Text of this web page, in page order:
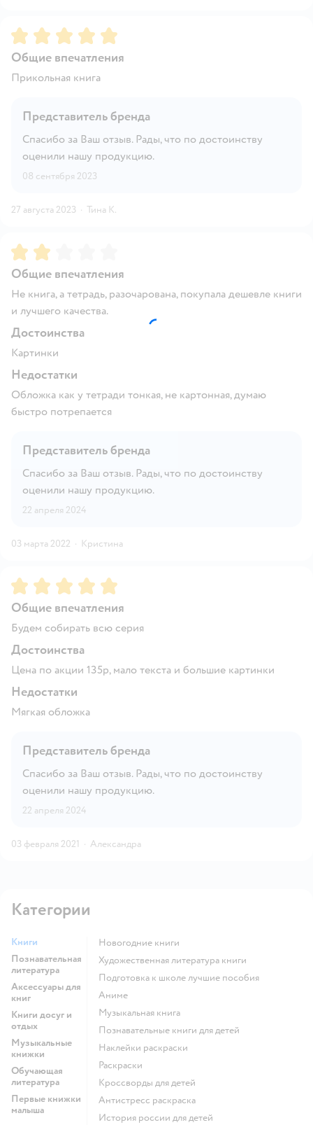
Рейтинг:5
Общие впечатления
Прикольная книга
Представитель бренда
Спасибо за Ваш отзыв. Рады, что по достоинству
оценили нашу продукцию.
08 сентября 2023
27 августа 2023 · Тина К.
Рейтинг:
Общие впечатления
Не книга, а тетрадь, разочарована, покупала дешевле книги
и лучшего качества.
Достоинства
Картинки
Недостатки
Обложка как у тетради тонкая, не картонная, думаю
быстро потрепается
Представитель бренда
Спасибо за Ваш отзыв. Рады, что по достоинству
оценили нашу продукцию.
22 апреля 2024
03 марта 2022 · Кристина
Рейтинг:5
Общие впечатления
Будем собирать всю серия
Достоинства
Цена по акции 135р, мало текста и большие картинки
Недостатки
Мягкая обложка
Представитель бренда
Спасибо за Ваш отзыв. Рады, что по достоинству
оценили нашу продукцию.
22 апреля 2024
03 февраля 2021 · Александра
Категории
Книги
Познавательная
литература
Аксессуары для
книг
Книги досуг и
отдых
Музыкальные
книжки
Обучающая
литература
Первые книжки
малыша
новогодние книги
художественная литература книги
подготовка к школе лучшие пособия
Аниме
музыкальная книга
познавательные книги для детей
наклейки раскраски
раскраски
кроссворды для детей
антистресс раскраска
история россии для детей